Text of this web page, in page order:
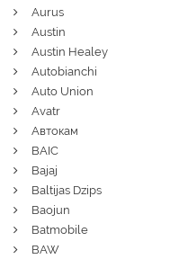
Aurus
Austin
Austin Healey
Autobianchi
Auto Union
Avatr
Автокам
BAIC
Bajaj
Baltijas Dzips
Baojun
Batmobile
BAW